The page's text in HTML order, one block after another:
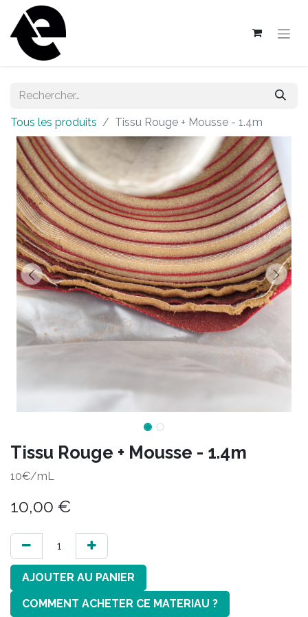
Tous les produits Tissu Rouge + Mousse - 1.4m
Tissu Rouge + Mousse - 1.4m
10€/mL
10,00 €
AJOUTER AU PANIER
COMMENT ACHETER CE MATERIAU ?